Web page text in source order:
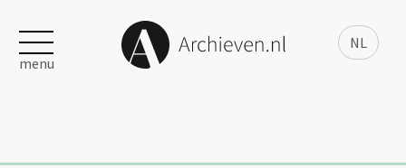
NL
menu